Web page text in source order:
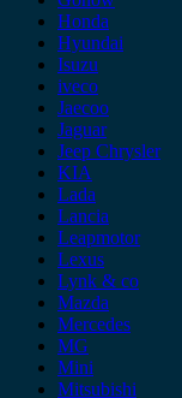
Honda
Hyundai
Isuzu
iveco
Jaecoo
Jaguar
Jeep Chrysler
KIA
Lada
Lancia
Leapmotor
Lexus
Lynk & co
Mazda
Mercedes
MG
Mini
Mitsubishi